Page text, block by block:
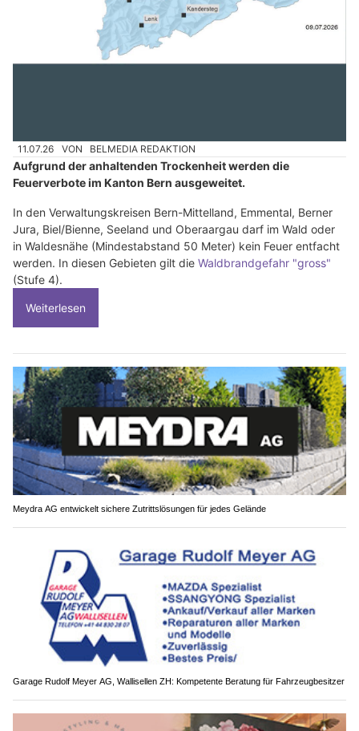
11.07.26 VON BELMEDIA REDAKTION
Aufgrund der anhaltenden Trockenheit werden die
Feuerverbote im Kanton Bern ausgeweitet.
In den Verwaltungskreisen Bern-Mittelland, Emmental, Berner
Jura, Biel/Bienne, Seeland und Oberaargau darf im Wald oder
in Waldesnähe (Mindestabstand 50 Meter) kein Feuer entfacht
werden. In diesen Gebieten gilt die Waldbrandgefahr "gross"
(Stufe 4).
Weiterlesen
Meydra AG entwickelt sichere Zutrittslösungen für jedes Gelände
Garage Rudolf Meyer AG, Wallisellen ZH: Kompetente Beratung für Fahrzeugbesitzer